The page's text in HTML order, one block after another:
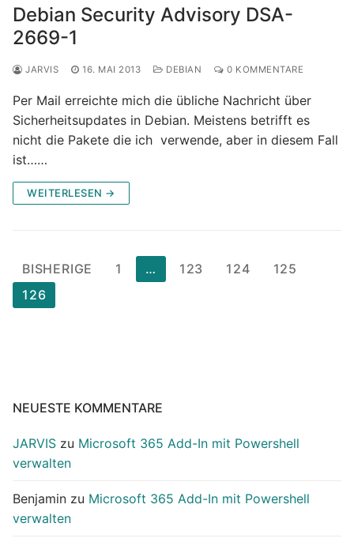
Debian Security Advisory DSA-
2669-1
JARVIS 16. MAI 2013 DEBIAN 0 KOMMENTARE
Per Mail erreichte mich die übliche Nachricht über
Sicherheitsupdates in Debian. Meistens betrifft es
nicht die Pakete die ich verwende, aber in diesem Fall
ist……
WEITERLESEN →
Seitennummerierung
der
Beiträge
BISHERIGE 1 … 123 124
125
126
NEUESTE KOMMENTARE
JARVIS zu Microsoft 365 Add-In mit Powershell
verwalten
Benjamin zu Microsoft 365 Add-In mit Powershell
verwalten